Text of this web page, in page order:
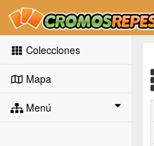
Colecciones
Mapa
Menú